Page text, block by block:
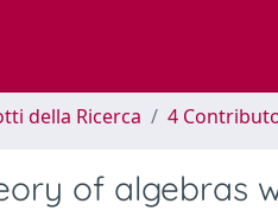
della Ricerca 4
of algebras